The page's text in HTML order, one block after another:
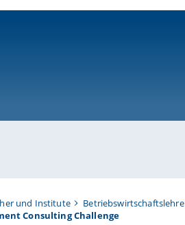
und Institute Betriebswirtschaftslehre
Consulting Challenge